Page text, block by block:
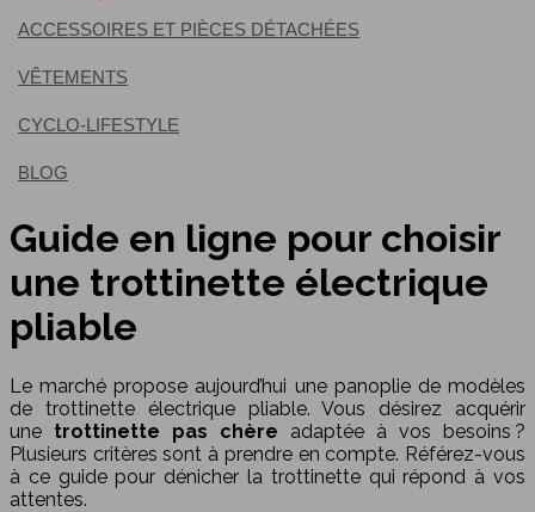
ACCESSOIRES ET PIÈCES DÉTACHÉES
VÊTEMENTS
CYCLO-LIFESTYLE
BLOG
Guide en ligne pour choisir
une trottinette électrique
pliable
Le marché propose aujourd’hui une panoplie de modèles
de trottinette électrique pliable. Vous désirez acquérir
une trottinette pas chère adaptée à vos besoins ?
Plusieurs critères sont à prendre en compte. Référez-vous
à ce guide pour dénicher la trottinette qui répond à vos
attentes.